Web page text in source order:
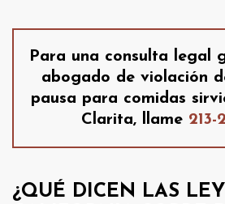
Para una consulta legal
abogado de violación
pausa para comidas
Clarita, llame 213-
¿QUÉ DICEN LAS